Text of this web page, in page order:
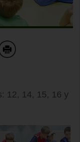
12, 14, 15, 16 y